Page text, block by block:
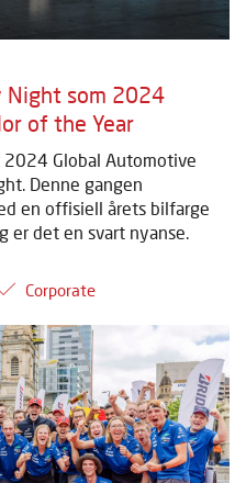
som 2024
of the Year
Global Automotive
Denne gangen
en offisiell årets bilfarge
er det en svart nyanse.
Corporate